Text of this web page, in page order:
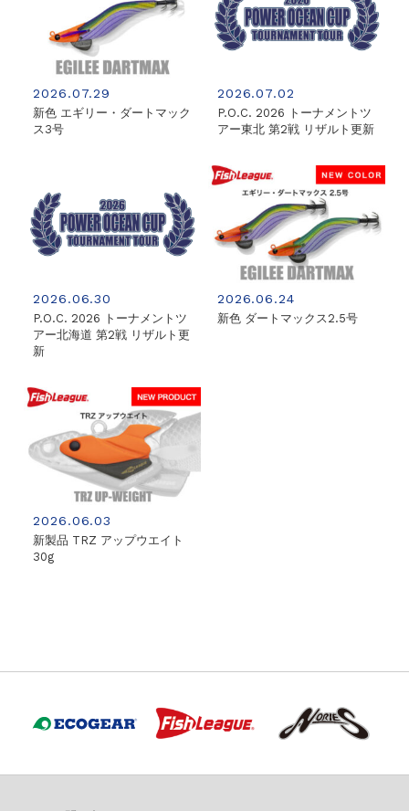
2026.07.29
新色 エギリー・ダートマック
ス3号
2026.07.02
P.O.C. 2026 トーナメントツ
アー東北 第2戦 リザルト更新
2026.06.30
P.O.C. 2026 トーナメントツ
アー北海道 第2戦 リザルト更
新
2026.06.24
新色 ダートマックス2.5号
2026.06.03
新製品 TRZ アップウエイト
30g